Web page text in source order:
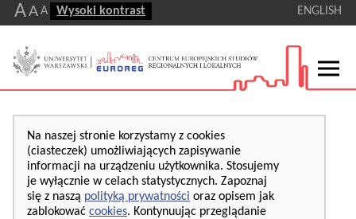
AA A Wysoki kontrast ENGLISH
Na naszej stronie korzystamy z cookies
(ciasteczek) umożliwiających zapisywanie
informacji na urządzeniu użytkownika. Stosujemy
je wyłącznie w celach statystycznych. Zapoznaj
się z naszą polityką prywatności oraz opisem jak
zablokować cookies. Kontynuując przeglądanie